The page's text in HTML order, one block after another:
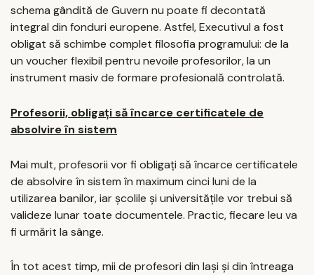
schema gândită de Guvern nu poate fi decontată
integral din fonduri europene. Astfel, Executivul a fost
obligat să schimbe complet filosofia programului: de la
un voucher flexibil pentru nevoile profesorilor, la un
instrument masiv de formare profesională controlată.
Profesorii, obligați să încarce certificatele de
absolvire în sistem
Mai mult, profesorii vor fi obligați să încarce certificatele
de absolvire în sistem în maximum cinci luni de la
utilizarea banilor, iar școlile și universitățile vor trebui să
valideze lunar toate documentele. Practic, fiecare leu va
fi urmărit la sânge.
În tot acest timp, mii de profesori din Iași și din întreaga